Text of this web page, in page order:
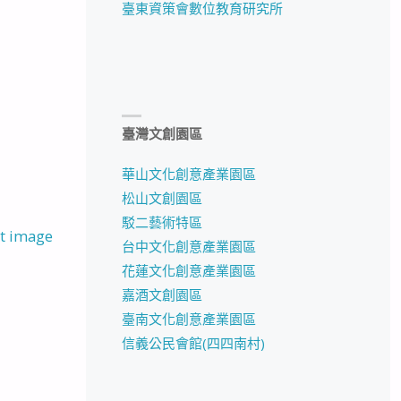
image
臺東資策會數位教育研究所
臺灣文創園區
華山文化創意產業園區
松山文創園區
駁二藝術特區
台中文化創意產業園區
花蓮文化創意產業園區
嘉酒文創園區
臺南文化創意產業園區
信義公民會館(四四南村)